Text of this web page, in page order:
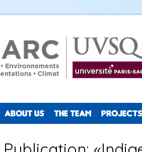
ABOUT US THE TEAM PROJECTS